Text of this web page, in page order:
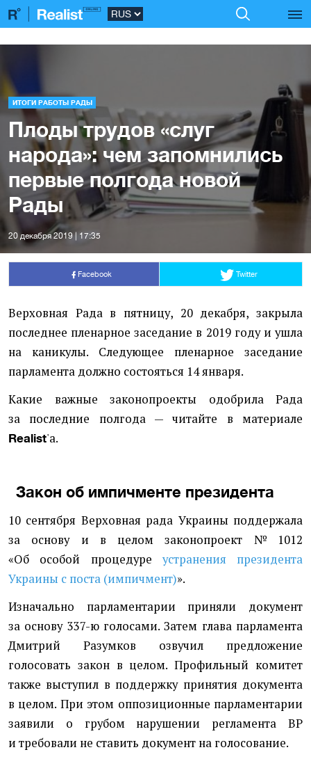
ИТОГИ РАБОТЫ РАДЫ
Плоды трудов «слуг
народа»: чем запомнились
первые полгода новой
Рады
20 декабря 2019 | 17:35
Facebook Twitter
Верховная Рада в пятницу, 20 декабря, закрыла
последнее пленарное заседание в 2019 году и ушла
на каникулы. Следующее пленарное заседание
парламента должно состояться 14 января.
Какие важные законопроекты одобрила Рада
за последние полгода — читайте в материале
Realist'a.
Закон об импичменте президента
10 сентября Верховная рада Украины поддержала
за основу и в целом законопроект № 1012
«Об особой процедуре устранения президента
Украины с поста (импичмент)».
Изначально парламентарии приняли документ
за основу 337-ю голосами. Затем глава парламента
Дмитрий Разумков озвучил предложение
голосовать закон в целом. Профильный комитет
также выступил в поддержку принятия документа
в целом. При этом оппозиционные парламентарии
заявили о грубом нарушении регламента ВР
и требовали не ставить документ на голосование.